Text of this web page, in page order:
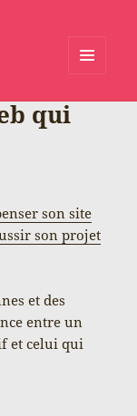
WIDGETS
qui
son site
son projet
et des
entre un
et celui qui